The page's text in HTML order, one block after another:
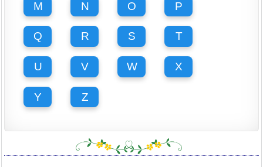
M N O P
Q R S T
U V W X
Y Z